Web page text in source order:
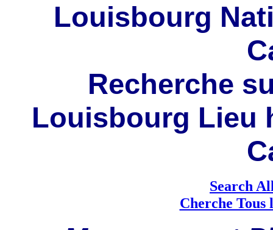
Louisbourg
Recherche
Louisbourg Lieu
Search
Cherche Tous